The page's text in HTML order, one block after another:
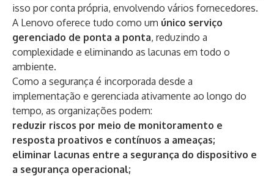
isso por conta própria, envolvendo vários fornecedores.
A Lenovo oferece tudo como um único serviço
gerenciado de ponta a ponta, reduzindo a
complexidade e eliminando as lacunas em todo o
ambiente.
Como a segurança é incorporada desde a
implementação e gerenciada ativamente ao longo do
tempo, as organizações podem:
reduzir riscos por meio de monitoramento e
resposta proativos e contínuos a ameaças;
eliminar lacunas entre a segurança do dispositivo e
a segurança operacional;